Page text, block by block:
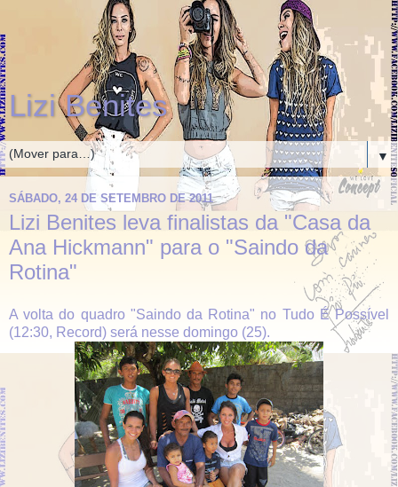
Lizi Benites
▼
SÁBADO, 24 DE SETEMBRO DE 2011
Lizi Benites leva finalistas da "Casa da
Ana Hickmann" para o "Saindo da
Rotina"
A volta do quadro "Saindo da Rotina" no Tudo É Possível
(12:30, Record) será nesse domingo (25).